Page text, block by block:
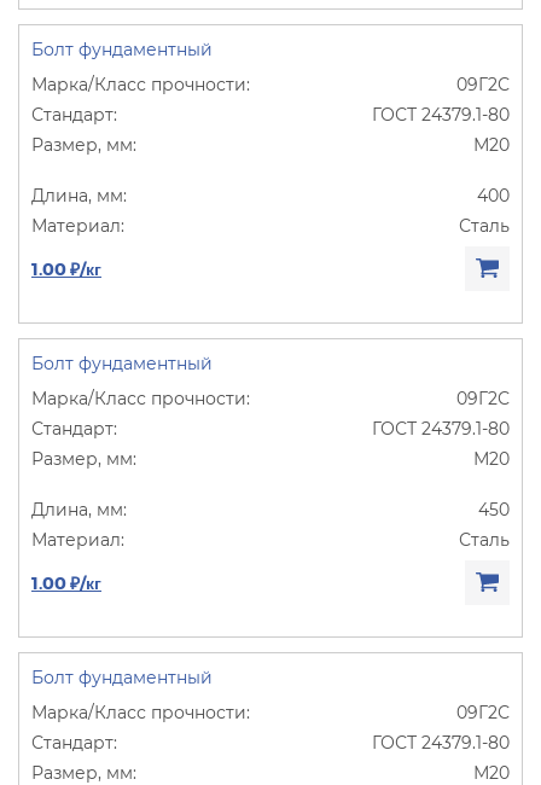
Болт фундаментный
09Г2С
ГОСТ 24379.1-80
М20
400
Сталь
1.00 ₽/кг
Болт фундаментный
09Г2С
ГОСТ 24379.1-80
М20
450
Сталь
1.00 ₽/кг
Болт фундаментный
09Г2С
ГОСТ 24379.1-80
М20